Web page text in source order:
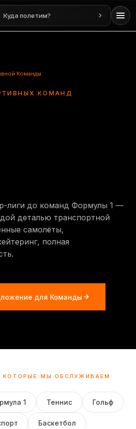
содержанию
Куда полетим?
Команды
КОМАНД
лиги до команд Формулы 1 —
деталью транспортной
самолёты,
полная
для Команды
КОТОРЫЕ МЫ ОБСЛУЖИВАЕМ
1 Теннис Гольф
Баскетбол